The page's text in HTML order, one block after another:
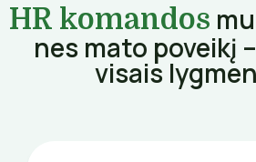
HR komandos
nes mato poveikį
visais